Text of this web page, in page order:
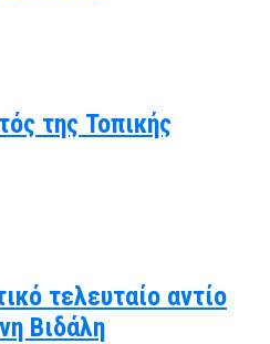
της Τοπικής
τελευταίο αντίο
Βιδάλη